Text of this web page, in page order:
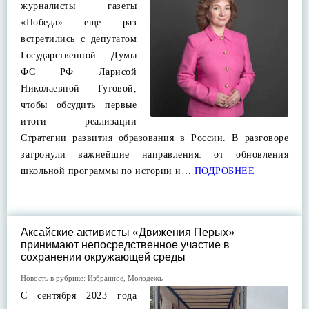
журналисты газеты
«Победа» еще раз
встретились с депутатом
Государственной Думы
ФС РФ Ларисой
Николаевной Тутовой,
чтобы обсудить первые
итоги реализации
Стратегии развития образования в России. В разговоре
затронули важнейшие направления: от обновления
школьной программы по истории и… ПОДРОБНЕЕ
Аксайские активисты «Движения Перых»
принимают непосредственное участие в
сохранении окружающей среды
Новость в рубрике: Избранное Молодежь
С сентября 2023 года